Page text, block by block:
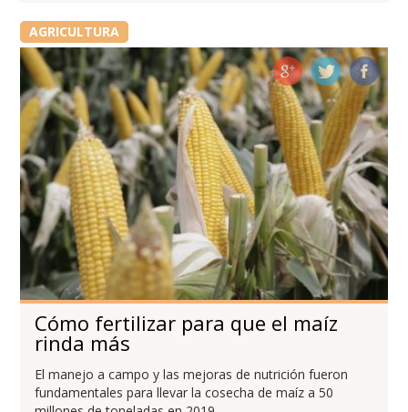
AGRICULTURA
Cómo fertilizar para que el maíz
rinda más
El manejo a campo y las mejoras de nutrición fueron
fundamentales para llevar la cosecha de maíz a 50